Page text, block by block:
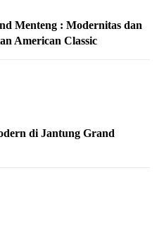
Menteng : Modernitas dan
American Classic
di Jantung Grand